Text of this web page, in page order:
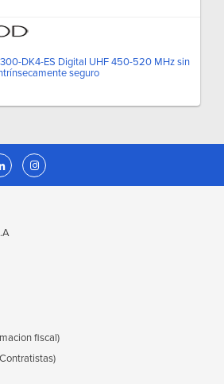
DK4-ES Digital UHF 450-520 MHz sin
seguro
fiscal)